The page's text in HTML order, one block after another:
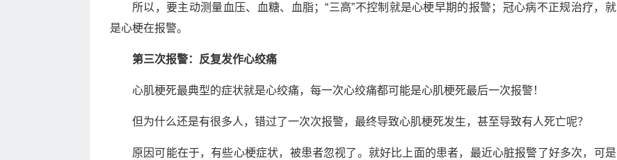
所以，要主动测量血压、血糖、血脂；“三高”不控制就是心梗早期的报警；冠心病不正规治疗，就
是心梗在报警。
第三次报警：反复发作心绞痛
心肌梗死最典型的症状就是心绞痛，每一次心绞痛都可能是心肌梗死最后一次报警！
但为什么还是有很多人，错过了一次次报警，最终导致心肌梗死发生，甚至导致有人死亡呢？
原因可能在于，有些心梗症状，被患者忽视了。就好比上面的患者，最近心脏报警了好多次，可是